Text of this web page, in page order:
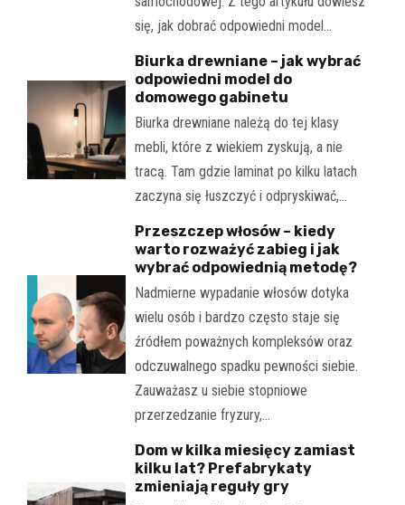
się, jak dobrać odpowiedni model…
Biurka drewniane – jak wybrać
odpowiedni model do
domowego gabinetu
Biurka drewniane należą do tej klasy
mebli, które z wiekiem zyskują, a nie
tracą. Tam gdzie laminat po kilku latach
zaczyna się łuszczyć i odpryskiwać,…
Przeszczep włosów – kiedy
warto rozważyć zabieg i jak
wybrać odpowiednią metodę?
Nadmierne wypadanie włosów dotyka
wielu osób i bardzo często staje się
źródłem poważnych kompleksów oraz
odczuwalnego spadku pewności siebie.
Zauważasz u siebie stopniowe
przerzedzanie fryzury,…
Dom w kilka miesięcy zamiast
kilku lat? Prefabrykaty
zmieniają reguły gry